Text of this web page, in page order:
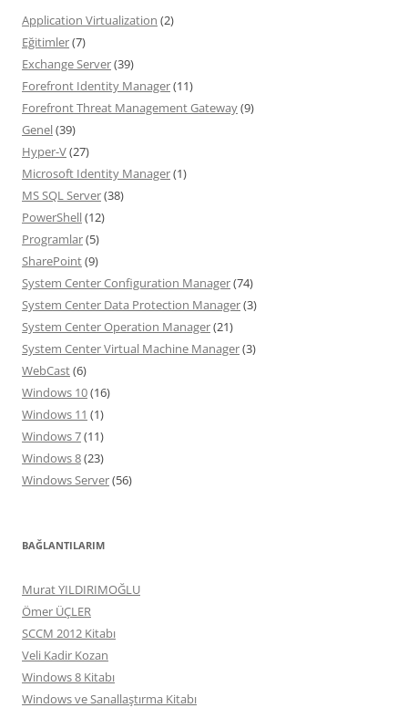
Application Virtualization (2)
Eğitimler(7)
Exchange Server(39)
Forefront Identity Manager(11)
Forefront Threat Management Gateway(9)
Genel(39)
Hyper-V(27)
Microsoft Identity Manager(1)
MS SQL Server(38)
PowerShell(12)
Programlar(5)
SharePoint(9)
System Center Configuration Manager(74)
System Center Data Protection Manager(3)
System Center Operation Manager(21)
System Center Virtual Machine Manager(3)
WebCast(6)
Windows 10(16)
Windows 11 (1)
Windows 7(11)
Windows 8(23)
Windows Server(56)
BAĞLANTILARIM
Murat YILDIRIMOĞLU
Ömer ÜÇLER
SCCM 2012 Kitabı
Veli Kadir Kozan
Windows 8 Kitabı
Windows ve Sanallaştırma Kitabı